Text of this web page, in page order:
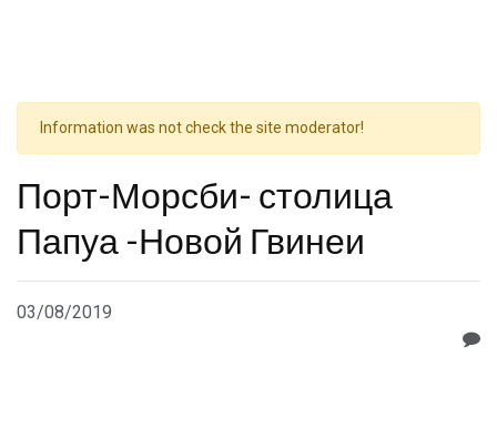
Information was not check the site moderator!
Порт-Морсби- столица
Папуа -Новой Гвинеи
03/08/2019